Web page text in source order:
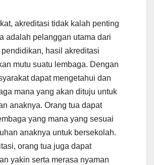
akreditasi tidak kalah penting
adalah pelanggan utama dari
hasil akreditasi
mutu suatu lembaga. Dengan
dapat mengetahui dan
mana yang akan dituju untuk
anaknya. Orang tua dapat
yang mana yang sesuai
anaknya untuk bersekolah.
orang tua juga dapat
yakin serta merasa nyaman